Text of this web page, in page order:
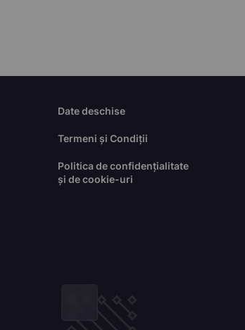
Date deschise
Termeni și Condiții
Politica de confidențialitate
și de cookie-uri